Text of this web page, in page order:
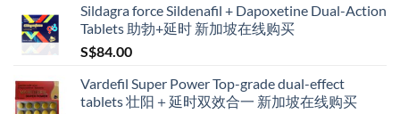
S$160.00
through
Sildagra force Sildenafil + Dapoxetine Dual-Action
Tablets 助勃+延时 新加坡在线购买
S$84.00
Vardefil Super Power Top-grade dual-effect
tablets 壮阳＋延时双效合一 新加坡在线购买